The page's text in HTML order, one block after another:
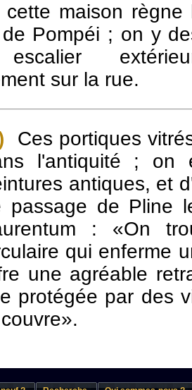
cette maison règne
Pompéi ; on y
sur la rue.
Ces portiques
l'antiquité ; on
antiques, et
passage de Pline
: «On
qui enferme
une agréable
protégée par des